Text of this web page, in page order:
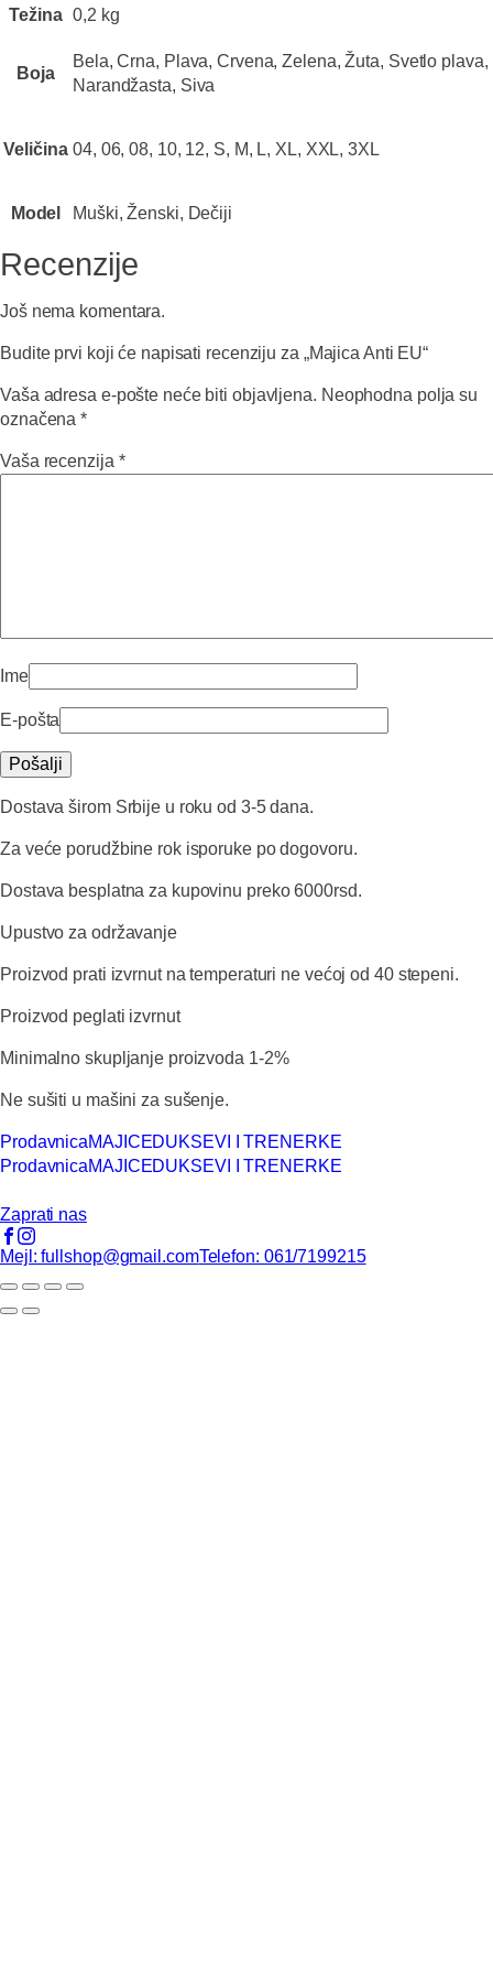
Težina 0,2 kg
Boja
Bela, Crna, Plava, Crvena, Zelena, Žuta, Svetlo plava,
Narandžasta, Siva
Veličina 04, 06, 08, 10, 12, S, M, L, XL, XXL, 3XL
Model Muški, Ženski, Dečiji
Recenzije
Još nema komentara.
Budite prvi koji će napisati recenziju za „Majica Anti EU“
Vaša adresa e-pošte neće biti objavljena. Neophodna polja su
označena*
Vaša recenzija *
Ime
E-pošta
Dostava širom Srbije u roku od 3-5 dana.
Za veće porudžbine rok isporuke po dogovoru.
Dostava besplatna za kupovinu preko 6000rsd.
Upustvo za održavanje
Proizvod prati izvrnut na temperaturi ne većoj od 40 stepeni.
Proizvod peglati izvrnut
Minimalno skupljanje proizvoda 1-2%
Ne sušiti u mašini za sušenje.
ProdavnicaMAJICEDUKSEVI I TRENERKE
ProdavnicaMAJICEDUKSEVI I TRENERKE
Zaprati nas
Mejl: fullshop@gmail.comTelefon: 061/7199215